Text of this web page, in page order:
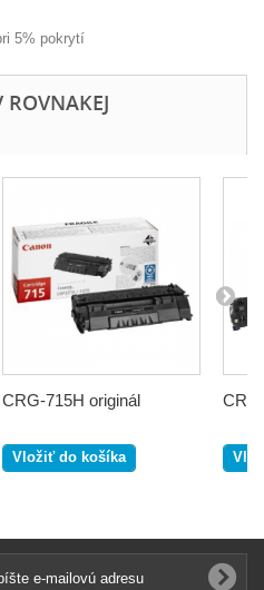
5% pokrytí
CRG-715H originál
Vložiť do košíka